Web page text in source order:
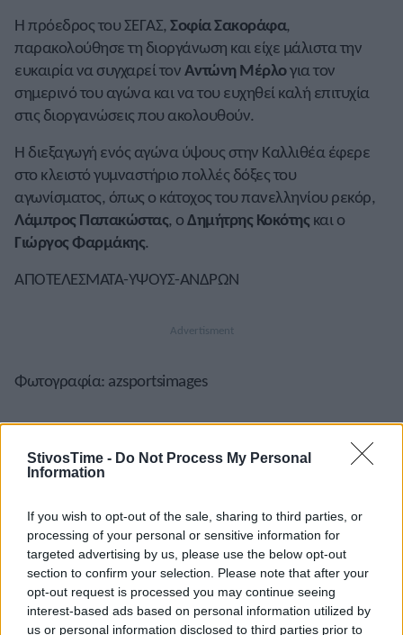
StivosTime - Do Not Process My Personal
Information
If you wish to opt-out of the sale, sharing to third parties, or
processing of your personal or sensitive information for
targeted advertising by us, please use the below opt-out
section to confirm your selection. Please note that after your
opt-out request is processed you may continue seeing
interest-based ads based on personal information utilized by
us or personal information disclosed to third parties prior to
Η πρόεδρος του ΣΕΓΑΣ,Σοφία Σακοράφα,
παρακολούθησε τη διοργάνωση και είχε μάλιστα την
ευκαιρία να συγχαρεί τονΑντώνη Μέρλογια τον
σημερινό του αγώνα και να του ευχηθεί καλή επιτυχία
στις διοργανώσεις που ακολουθούν.
Η διεξαγωγή ενός αγώνα ύψους στην Καλλιθέα έφερε
στο κλειστό γυμναστήριο πολλές δόξες του
αγωνίσματος, όπως ο κάτοχος του πανελληνίου ρεκόρ,
Λάμπρος Παπακώστας, οΔημήτρης Κοκότηςκαι ο
Γιώργος Φαρμάκης.
ΑΠΟΤΕΛΕΣΜΑΤΑ-ΥΨΟΥΣ-ΑΝΔΡΩΝ
Φωτογραφία: azsportsimages
Εγγραφείτε στο Stivostime των